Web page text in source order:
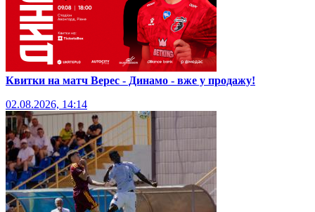
Квитки на матч Верес - Динамо - вже у продажу!
02.08.2026, 14:14